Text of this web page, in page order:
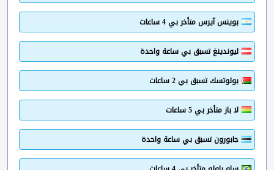
بوينس آيرس متأخر بي 4 ساعات
ليوندينغ تسبق بي ساعة واحدة
بولوتسك تسبق بي 2 ساعات
لا باز متأخر بي 5 ساعات
جابورون تسبق بي ساعة واحدة